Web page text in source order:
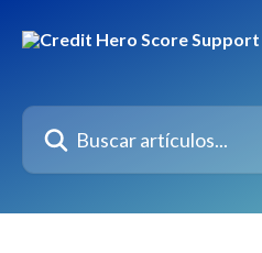
Buscar artículos...